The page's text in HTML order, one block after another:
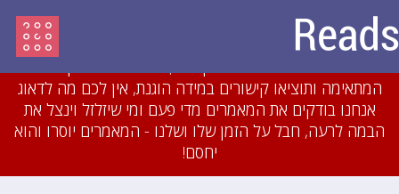
עדכון מיולי 2018: לאחרונה חסמנו משתמשים והסרנו
עשרות מאמרים שהיו מועתקים או כתובים בזילזול בצורה
המתאימה ותוציאו קישורים במידה הוגנת, אין לכם מה לדאוג
אנחנו בודקים את המאמרים מדי פעם ומי שיזלזל וינצל את
הבמה לרעה, חבל על הזמן שלו ושלנו - המאמרים יוסרו והוא
יחסם!